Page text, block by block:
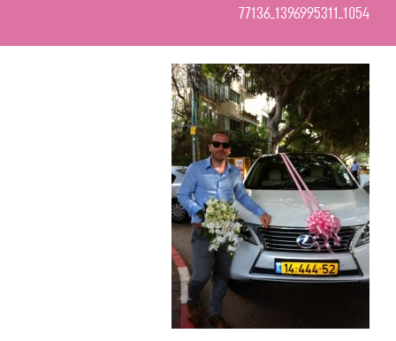
1054_1396995311_77136